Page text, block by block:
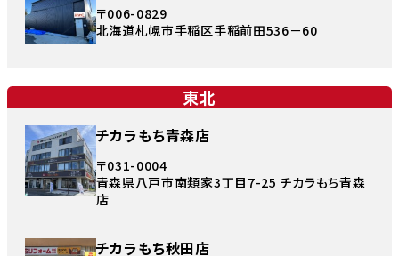
〒006-0829
北海道札幌市手稲区手稲前田536－60
東北
チカラもち青森店
〒031-0004
青森県八戸市南類家3丁目7-25 チカラもち青森
店
チカラもち秋田店